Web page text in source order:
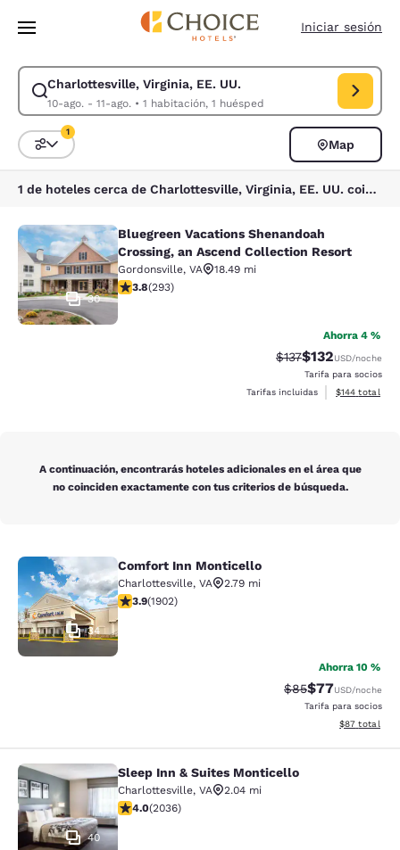
Pasar A Contenido Principal
Iniciar sesión
Charlottesville, Virginia, EE. UU.
10-ago. - 11-ago.• 1 habitación, 1 huésped
Modificar la búsqueda de Charlottesville, Virginia, EE. UU.. Fecha de
Ordenar y filtrar
1
Map
1 de hoteles cerca de Charlottesville, Virginia, EE. UU. coinciden con tus filtros
Bluegreen Vacations Shenandoah
30
Bluegreen Vacations Shenandoah
Crossing, an Ascend Collection Resort
Gordonsville, VA
18.49 mi
calificación de 3.81 estrellas. Bueno. 293 reseñas
3.8(293)
Ahorra 4 %
Precio tachado:
$137Precio con
$132USD/noche
Tarifa para socios
Tarifas incluidas
Ver detalles
$144 total
A continuación, encontrarás hoteles adicionales en el área que
no coinciden exactamente con tus criterios de búsqueda.
Comfort Inn Monticello
34
Comfort Inn Monticello
Charlottesville, VA
2.79 mi
calificación de 3.93 estrellas. Bueno. 1902 reseñas
3.9(1902)
Ahorra 10 %
Precio tachado:
$85Precio con
$77USD/noche
Tarifa para socios
Ver detalles
$87 total
Sleep Inn & Suites Monticello
40
Sleep Inn & Suites Monticello
Charlottesville, VA
2.04 mi
calificación de 4.03 estrellas. Muy bueno. 2036
4.0(2036)